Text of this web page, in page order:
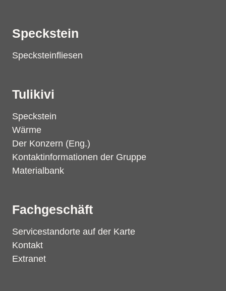
Speckstein
Specksteinfliesen
Tulikivi
Speckstein
Wärme
Der Konzern (Eng.)
Kontaktinformationen der Gruppe
Materialbank
Fachgeschäft
Servicestandorte auf der Karte
Kontakt
Extranet